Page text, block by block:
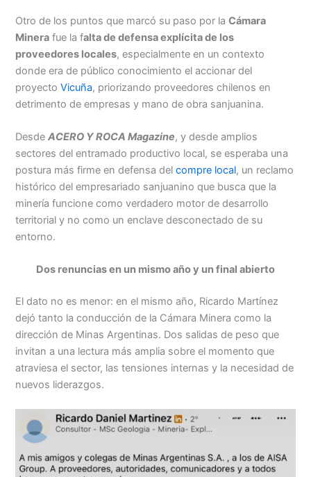
Otro de los puntos que marcó su paso por laCámara
Minera fue la falta de defensa explícita de los
proveedores locales, especialmente en un contexto
donde era de público conocimiento el accionar del
proyectoVicuña, priorizando proveedores chilenos en
detrimento de empresas y mano de obra sanjuanina.
DesdeACERO Y ROCA Magazine, y desde amplios
sectores del entramado productivo local, se esperaba una
postura más firme en defensa delcompre local, un reclamo
histórico del empresariado sanjuanino que busca que la
minería funcione como verdadero motor de desarrollo
territorial y no como un enclave desconectado de su
entorno.
Dos renuncias en un mismo año y un final abierto
El dato no es menor: en el mismo año, Ricardo Martínez
dejó tanto la conducción de la Cámara Minera como la
dirección de Minas Argentinas. Dos salidas de peso que
invitan a una lectura más amplia sobre el momento que
atraviesa el sector, las tensiones internas y la necesidad de
nuevos liderazgos.